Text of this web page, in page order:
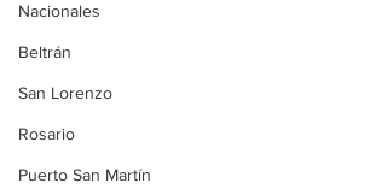
Nacionales
Beltrán
San Lorenzo
Rosario
Puerto San Martín